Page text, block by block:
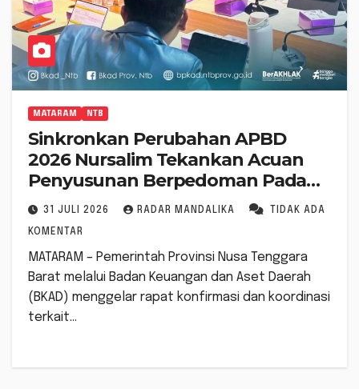
MATARAM NTB
Sinkronkan Perubahan APBD
2026 Nursalim Tekankan Acuan
Penyusunan Berpedoman Pada
Perundang-undangan
31 JULI 2026 RADAR MANDALIKA TIDAK ADA
KOMENTAR
MATARAM – Pemerintah Provinsi Nusa Tenggara
Barat melalui Badan Keuangan dan Aset Daerah
(BKAD) menggelar rapat konfirmasi dan koordinasi
terkait…